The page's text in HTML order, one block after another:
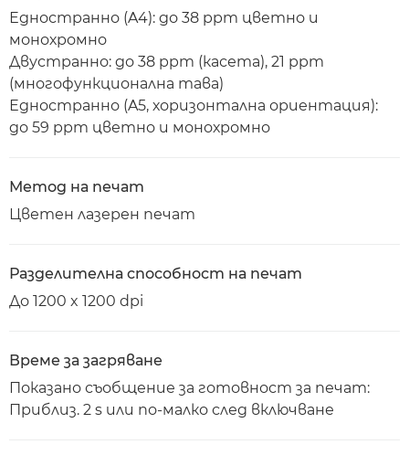
Едностранно (A4): до 38 ppm цветно и
монохромно
Двустранно: до 38 ppm (касета), 21 ppm
(многофункционална тава)
Едностранно (A5, хоризонтална ориентация):
до 59 ppm цветно и монохромно
Метод на печат
Цветен лазерен печат
Разделителна способност на печат
До 1200 x 1200 dpi
Време за загряване
Показано съобщение за готовност за печат:
Приблиз. 2 s или по-малко след включване